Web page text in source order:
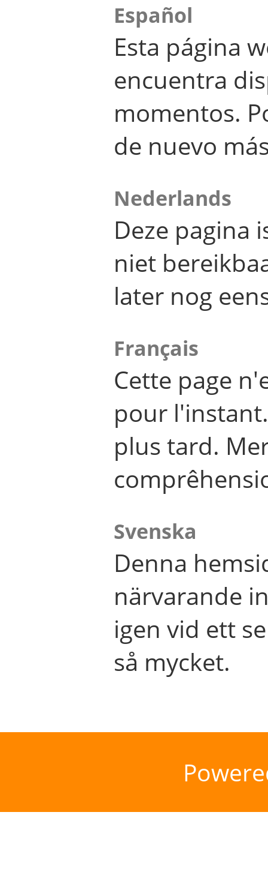
Español
Esta página
encuentra
momentos.
de nuevo
Nederlands
Deze pagina
niet
later nog
Français
Cette page
pour
plus tard.
Svenska
Denna
närvarande
igen vid ett
så mycket.